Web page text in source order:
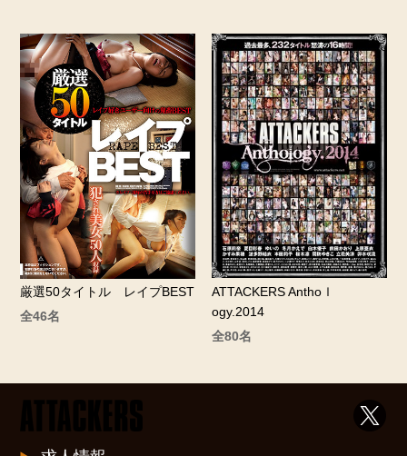
厳選50タイトル レイプBEST
全46名
ATTACKERS Anthoｌ
ogy.2014
全80名